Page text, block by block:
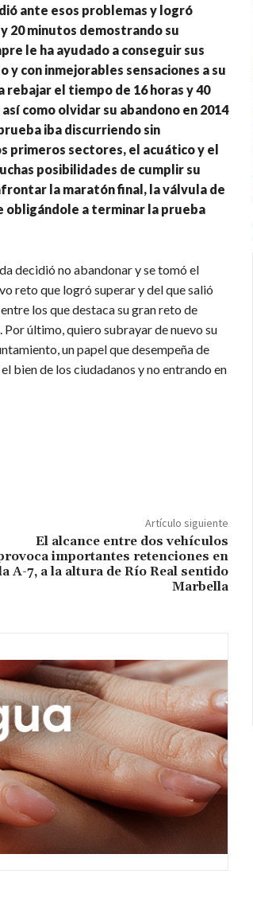
ante esos problemas y logró
20 minutos demostrando su
le ha ayudado a conseguir sus
con inmejorables sensaciones a su
el tiempo de 16 horas y 40
como olvidar su abandono en 2014
iba discurriendo sin
primeros sectores, el acuático y el
posibilidades de cumplir su
la maratón final, la válvula de
a terminar la prueba
decidió no abandonar y se tomó el
reto que logró superar y del que salió
los que destaca su gran reto de
Por último, quiero subrayar de nuevo su
un papel que desempeña de
bien de los ciudadanos y no entrando en
Artículo siguiente
El alcance entre dos vehículos
importantes retenciones en
A-7, a la altura de Río Real sentido
Marbella